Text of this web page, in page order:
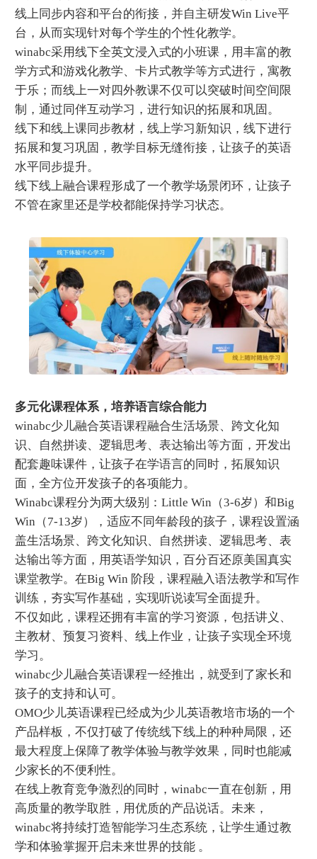
线上同步内容和平台的衔接，并自主研发Win Live平
台，从而实现针对每个学生的个性化教学。
winabc采用线下全英文浸入式的小班课，用丰富的教
学方式和游戏化教学、卡片式教学等方式进行，寓教
于乐；而线上一对四外教课不仅可以突破时间空间限
制，通过同伴互动学习，进行知识的拓展和巩固。
线下和线上课同步教材，线上学习新知识，线下进行
拓展和复习巩固，教学目标无缝衔接，让孩子的英语
水平同步提升。
线下线上融合课程形成了一个教学场景闭环，让孩子
不管在家里还是学校都能保持学习状态。
多元化课程体系，培养语言综合能力
winabc少儿融合英语课程融合生活场景、跨文化知
识、自然拼读、逻辑思考、表达输出等方面，开发出
配套趣味课件，让孩子在学语言的同时，拓展知识
面，全方位开发孩子的各项能力。
Winabc课程分为两大级别：Little Win（3-6岁）和Big
Win（7-13岁），适应不同年龄段的孩子，课程设置涵
盖生活场景、跨文化知识、自然拼读、逻辑思考、表
达输出等方面，用英语学知识，百分百还原美国真实
课堂教学。在Big Win 阶段，课程融入语法教学和写作
训练，夯实写作基础，实现听说读写全面提升。
不仅如此，课程还拥有丰富的学习资源，包括讲义、
主教材、预复习资料、线上作业，让孩子实现全环境
学习。
winabc少儿融合英语课程一经推出，就受到了家长和
孩子的支持和认可。
OMO少儿英语课程已经成为少儿英语教培市场的一个
产品样板，不仅打破了传统线下线上的种种局限，还
最大程度上保障了教学体验与教学效果，同时也能减
少家长的不便利性。
在线上教育竞争激烈的同时，winabc一直在创新，用
高质量的教学取胜，用优质的产品说话。未来，
winabc将持续打造智能学习生态系统，让学生通过教
学和体验掌握开启未来世界的技能 。